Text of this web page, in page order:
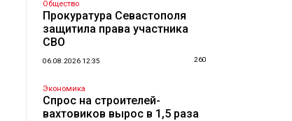
Общество
Прокуратура Севастополя
защитила права участника
СВО
06.08.2026 12:35 260
Экономика
Спрос на строителей-
вахтовиков вырос в 1,5 раза